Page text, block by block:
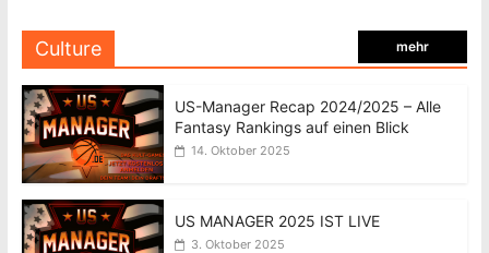
Culture mehr
US-Manager Recap 2024/2025 – Alle
Fantasy Rankings auf einen Blick
14. Oktober 2025
US MANAGER 2025 IST LIVE
3. Oktober 2025